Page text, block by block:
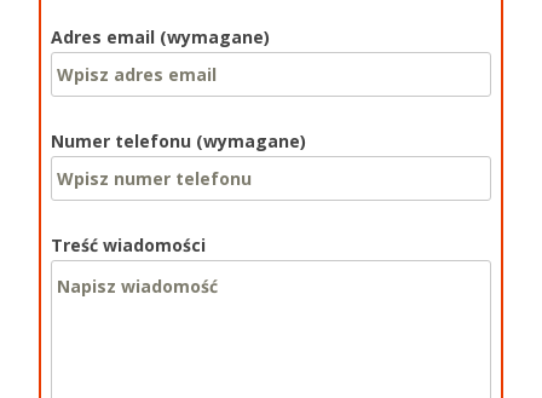
Adres email (wymagane)
Numer telefonu (wymagane)
Treść wiadomości